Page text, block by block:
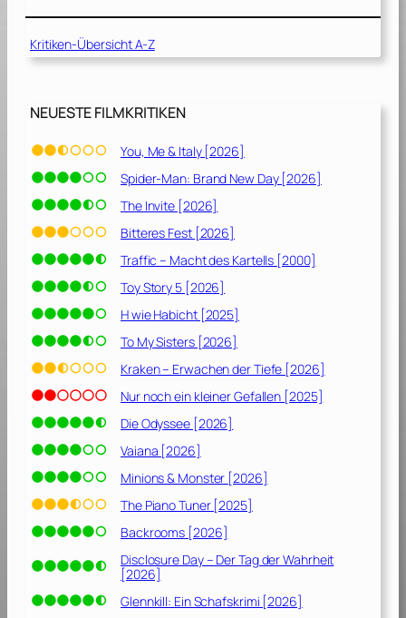
]
Kritiken-Übersicht A-Z
NEUESTE FILMKRITIKEN
You, Me & Italy [2026]
Spider-Man: Brand New Day [2026]
The Invite [2026]
Bitteres Fest [2026]
Traffic – Macht des Kartells [2000]
Toy Story 5 [2026]
H wie Habicht [2025]
To My Sisters [2026]
Kraken – Erwachen der Tiefe [2026]
Nur noch ein kleiner Gefallen [2025]
Die Odyssee [2026]
Vaiana [2026]
Minions & Monster [2026]
The Piano Tuner [2025]
Backrooms [2026]
Disclosure Day – Der Tag der Wahrheit
[2026]
Glennkill: Ein Schafskrimi [2026]